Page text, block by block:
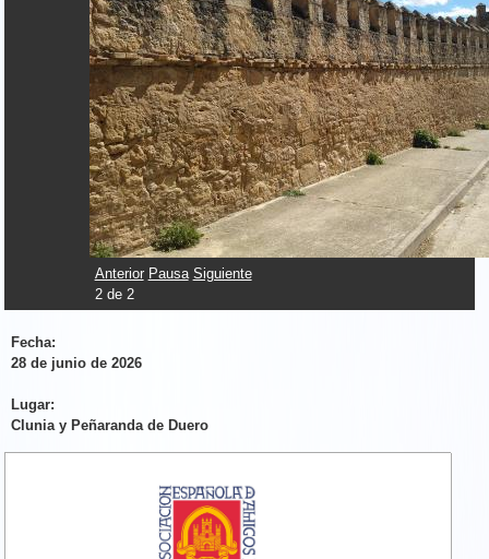
Anterior Pausa Siguiente
2de 2
Fecha:
28 de junio de 2026
Lugar:
Clunia y Peñaranda de Duero